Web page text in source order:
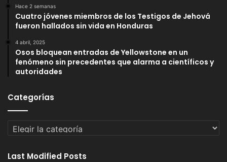
Hace 2 semanas
Cuatro jóvenes miembros de los Testigos de Jehová
fueron hallados sin vida en Honduras
4 abril, 2025
Osos bloquean entradas de Yellowstone en un
fenómeno sin precedentes que alarma a científicos y
autoridades
Categorías
Categorías
Last Modified Posts